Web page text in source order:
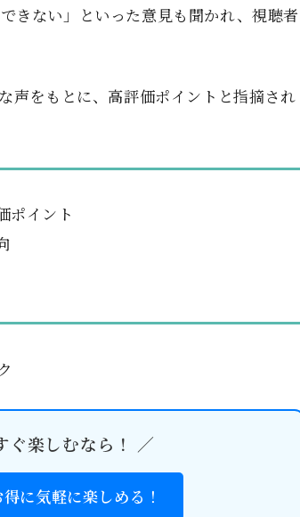
きない」といった意見も聞かれ、視聴者
声をもとに、高評価ポイントと指摘され
ポイント
ぐ楽しむなら！ ／
に気軽に楽しめる！